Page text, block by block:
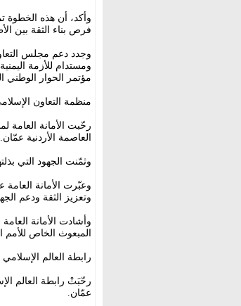
وأكد، أن هذه الخطوة
فرص بناء الثقة بين
وجدد دعم مجلس
ومستدام للأزمة
مؤتمر الحوار الوطني الشامل، وقرار
منظمة التعاون
رحّبت الأمانة العامة
العاصمة الأردنية عمّان.
وثمّنت الجهود التي
وعبّرت الأمانة
وتعزيز الثقة ودعم
وأشادت الأمانة
المبعوث الخاص للأمم
رابطة العالم الإسلامي
رحّبَتْ رابطة العالم
عمّان.